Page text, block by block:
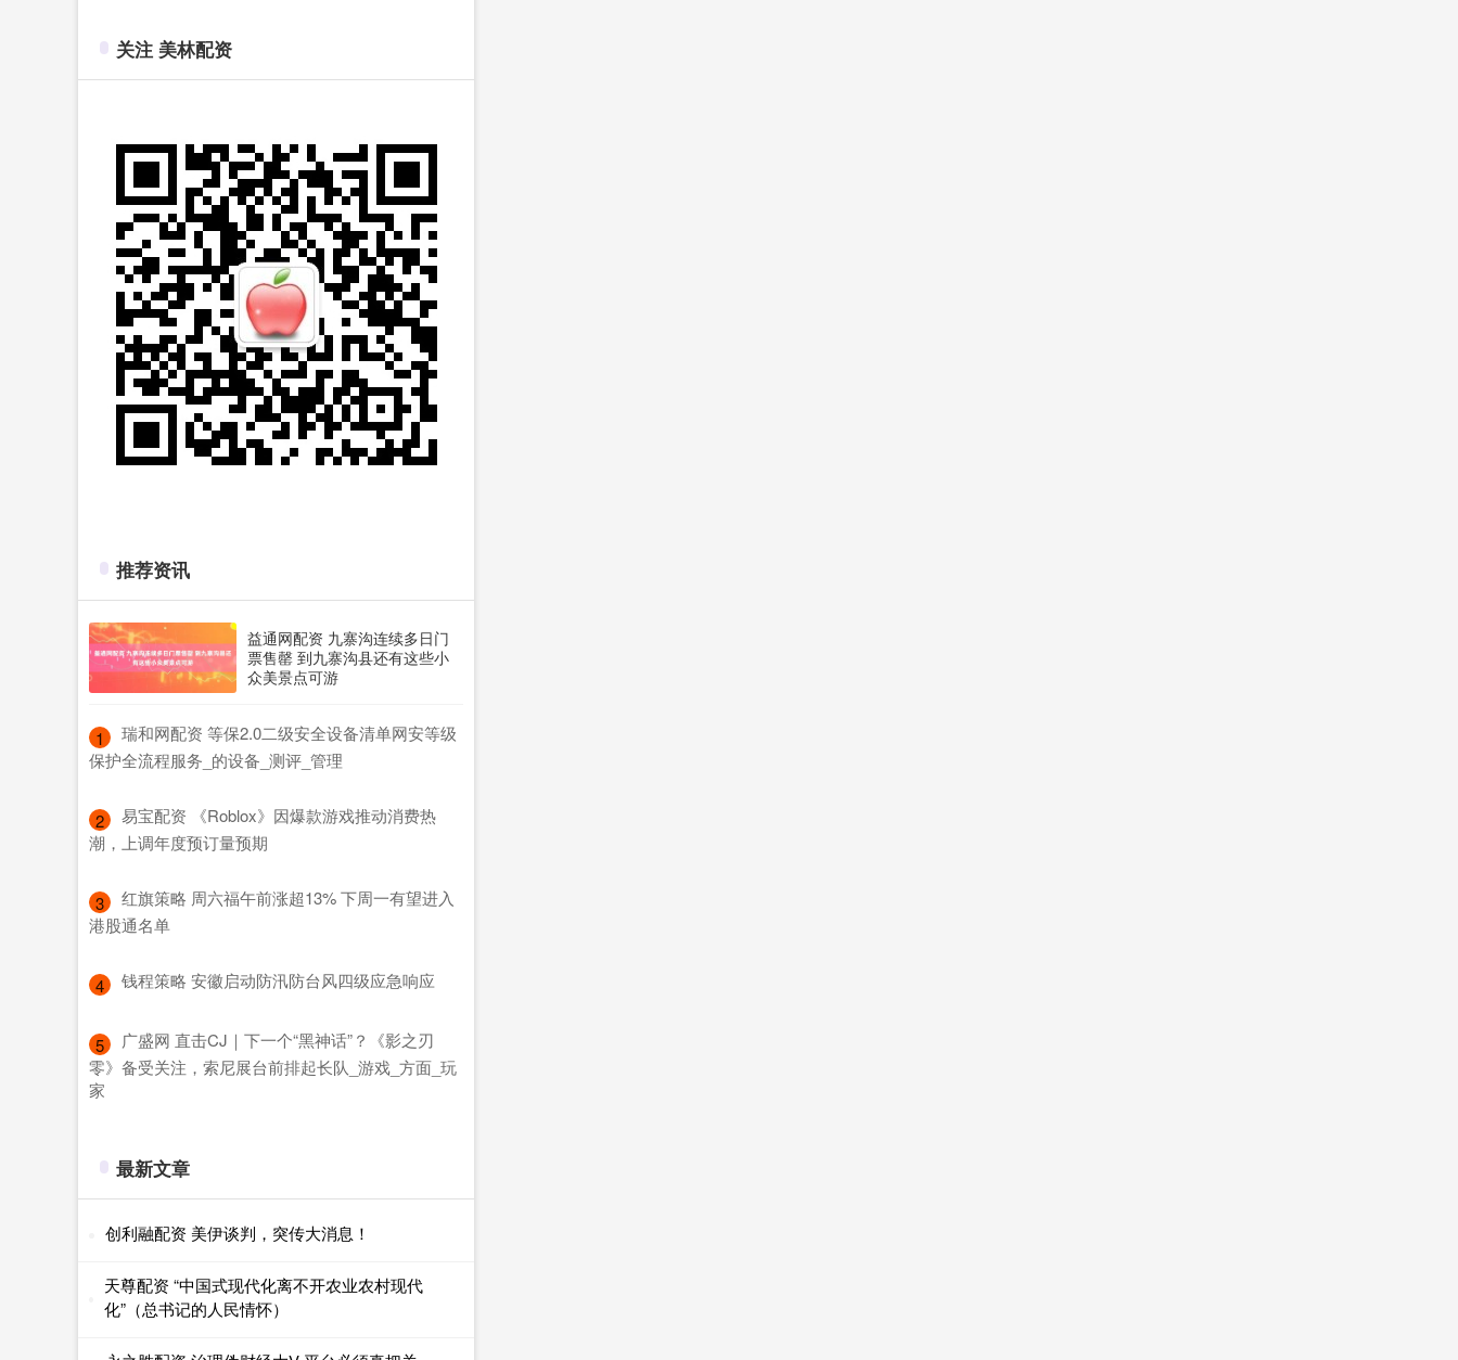
关注 美林配资
推荐资讯
益通网配资 九寨沟连续多日门
票售罄 到九寨沟县还有这些小
众美景点可游
1
​瑞和网配资 等保2.0二级安全设备清单网安等级
保护全流程服务_的设备_测评_管理
2
​易宝配资 《Roblox》因爆款游戏推动消费热
潮，上调年度预订量预期
3
​红旗策略 周六福午前涨超13% 下周一有望进入
港股通名单
4 ​钱程策略 安徽启动防汛防台风四级应急响应
5
​广盛网 直击CJ｜下一个“黑神话”？《影之刃
零》备受关注，索尼展台前排起长队_游戏_方面_玩
家
最新文章
创利融配资 美伊谈判，突传大消息！
天尊配资 “中国式现代化离不开农业农村现代
化”（总书记的人民情怀）